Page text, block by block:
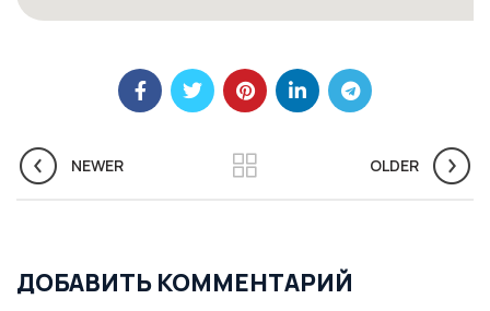
NEWER OLDER
ДОБАВИТЬ КОММЕНТАРИЙ